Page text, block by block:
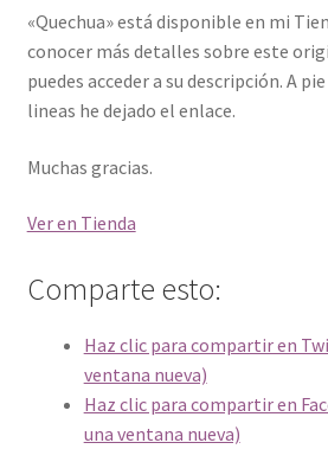
«Quechua» está disponible en mi
conocer más detalles sobre este
puedes acceder a su descripción. A
lineas he dejado el enlace.
Muchas gracias.
Ver en Tienda
Comparte esto:
Haz clic para compartir en
ventana nueva)
Haz clic para compartir en
una ventana nueva)